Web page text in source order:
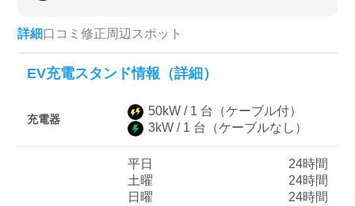
ディーラー
三菱ディーラーを表示
日産ディーラーを表示
トヨタディーラーを表
詳細口コミ 修正周辺スポット
EV充電スタンド情報（詳細）
充電器
50kW / 1 台
（ケーブル付）
3kW / 1 台 （ケーブルなし）
平日
24時間
土曜
24時間
日曜
24時間